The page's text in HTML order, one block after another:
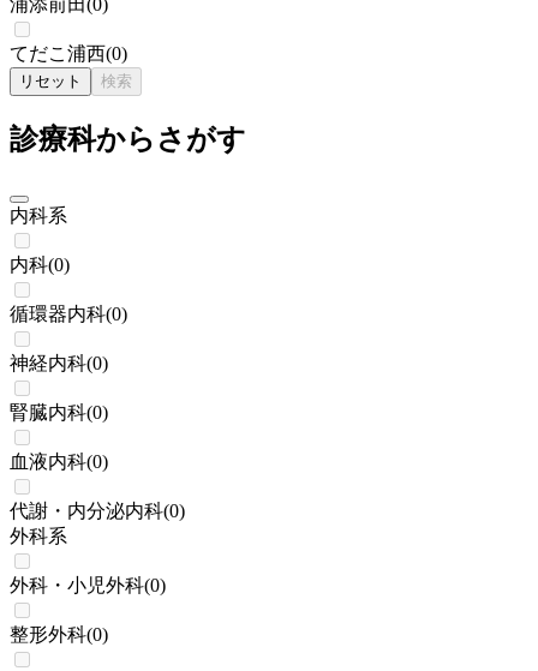
浦添前田(0)
てだこ浦西(0)
リセット 検索
診療科からさがす
内科系
内科(0)
循環器内科(0)
神経内科(0)
腎臓内科(0)
血液内科(0)
代謝・内分泌内科(0)
外科系
外科・小児外科(0)
整形外科(0)